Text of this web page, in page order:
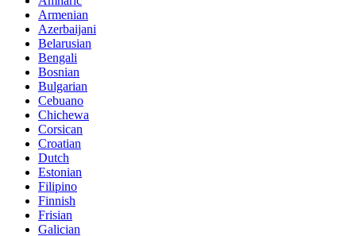
Armenian
Azerbaijani
Belarusian
Bengali
Bosnian
Bulgarian
Cebuano
Chichewa
Corsican
Croatian
Dutch
Estonian
Filipino
Finnish
Frisian
Galician